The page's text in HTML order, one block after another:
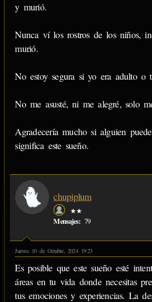
y murió.
Nunca ví los rostros de los niños,
murió.
No estoy segura si yo era adulto o
No me asusté, ni me alegré, solo
Agradecería mucho si alguien
significa este sueño.
chupiplum
★★
Mensajes: 79
Jueves 10 de Octubre, 2024 19:23
Es posible que este sueño esté
áreas en tu vida donde necesitas
tus emociones y experiencias. La